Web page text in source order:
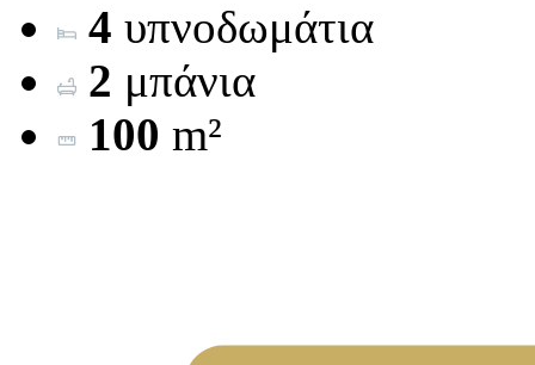
4 υπνοδωμάτια
2 μπάνια
100 m²